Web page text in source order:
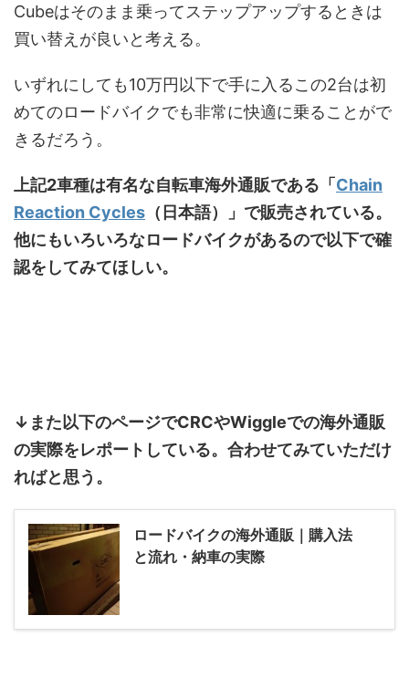
Cubeはそのまま乗ってステップアップするときは
買い替えが良いと考える。
いずれにしても10万円以下で手に入るこの2台は初
めてのロードバイクでも非常に快適に乗ることがで
きるだろう。
上記2車種は有名な自転車海外通販である「Chain
Reaction Cycles （日本語）」で販売されている。
他にもいろいろなロードバイクがあるので以下で確
認をしてみてほしい。
↓また以下のページでCRCやWiggleでの海外通販
の実際をレポートしている。合わせてみていただけ
ればと思う。
ロードバイクの海外通販｜購入法
と流れ・納車の実際